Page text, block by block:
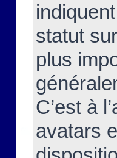
statut
plus
C’est à
avatars